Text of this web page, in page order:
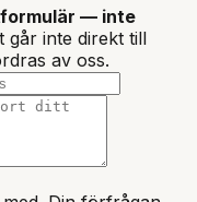
— inte
går inte direkt till
av oss.